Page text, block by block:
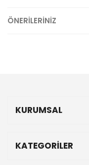
ÖNERİLERİNİZ
KURUMSAL
KATEGORİLER